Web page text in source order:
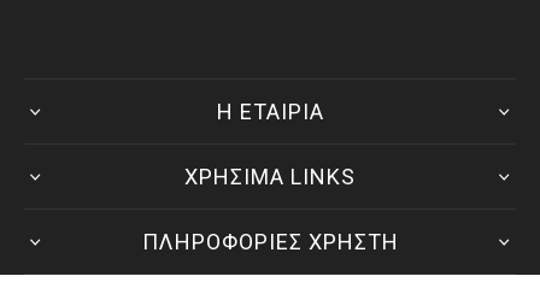
Η ΕΤΑΙΡΙΑ
ΧΡΗΣΙΜΑ LINKS
ΠΛΗΡΟΦΟΡΙΕΣ ΧΡΗΣΤΗ